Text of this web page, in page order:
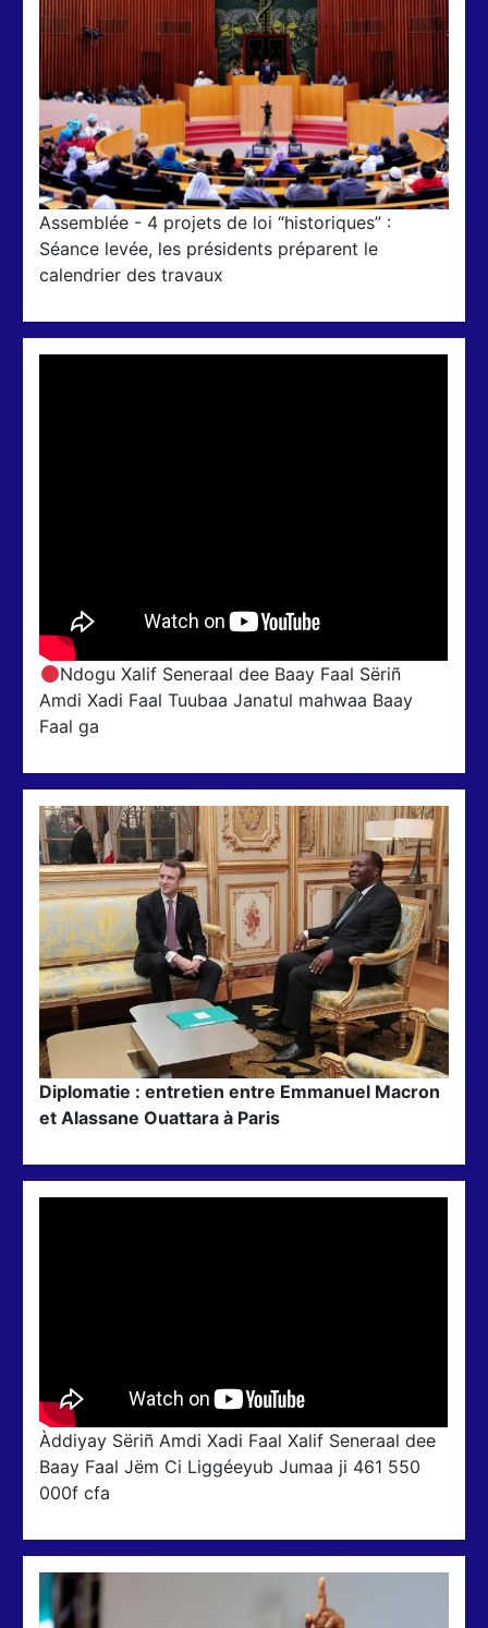
Assemblée - 4 projets de loi “historiques” :
Séance levée, les présidents préparent le
calendrier des travaux
Ndogu Xalif Seneraal dee Baay Faal Sëriñ
Amdi Xadi Faal Tuubaa Janatul mahwaa Baay
Faal ga
Diplomatie : entretien entre Emmanuel Macron
et Alassane Ouattara à Paris
Àddiyay Sëriñ Amdi Xadi Faal Xalif Seneraal dee
Baay Faal Jëm Ci Liggéeyub Jumaa ji 461 550
000f cfa